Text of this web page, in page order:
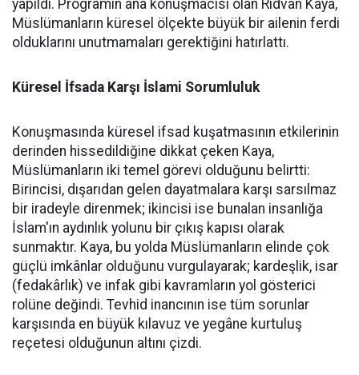
yapıldı. Programın ana konuşmacısı olan Rıdvan Kaya,
Müslümanların küresel ölçekte büyük bir ailenin ferdi
olduklarını unutmamaları gerektiğini hatırlattı.
Küresel İfsada Karşı İslami Sorumluluk
Konuşmasında küresel ifsad kuşatmasının etkilerinin
derinden hissedildiğine dikkat çeken Kaya,
Müslümanların iki temel görevi olduğunu belirtti:
Birincisi, dışarıdan gelen dayatmalara karşı sarsılmaz
bir iradeyle direnmek; ikincisi ise bunalan insanlığa
İslam'ın aydınlık yolunu bir çıkış kapısı olarak
sunmaktır. Kaya, bu yolda Müslümanların elinde çok
güçlü imkânlar olduğunu vurgulayarak; kardeşlik, isar
(fedakârlık) ve infak gibi kavramların yol gösterici
rolüne değindi. Tevhid inancının ise tüm sorunlar
karşısında en büyük kılavuz ve yegâne kurtuluş
reçetesi olduğunun altını çizdi.